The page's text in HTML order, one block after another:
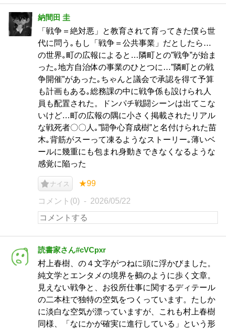
納間田 圭
「戦争＝絶対悪」と教育されて育ってきた僕ら世
代に問う｡もし「戦争＝公共事業」だとしたら…
の世界｡町の広報によると…隣町との”戦争”が始ま
った｡地方自治体の事業のひとつに…”隣町との戦
争開催”があった｡ちゃんと議会で承認を得て予算
も計画もある｡総務課の中に戦争係も設けられ人
員も配置された。ドンパチ戦闘シーンは出てこな
いけど…町の広報の隅に小さく掲載されたリアル
な戦死者〇〇人｡”闘争心育成樹”と名付けられた苗
木｡背筋がスーって凍るようなストーリー｡薄いベ
ールに幾重にも包まれ身動きできなくなるような
感覚に陥った
ナイス ★99
コメント(0) 2026/05/22
読書家さん#cVCpxr
村上春樹、の４文字がつねに頭に浮かびました。
純文学とエンタメの境界を鵺のように歩く文章。
見えない戦争と、お役所仕事に関するディテール
の二本柱で独特の空気をつくっています。たしか
に淡白な空気が漂っていますが、これも村上春樹
同様、「なにかが確実に進行している」という形